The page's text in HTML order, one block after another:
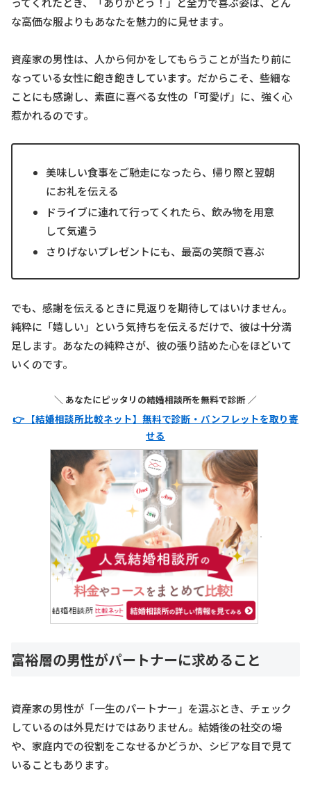
な高価な服よりもあなたを魅力的に見せます。
資産家の男性は、人から何かをしてもらうことが当たり前に
なっている女性に飽き飽きしています。だからこそ、些細な
ことにも感謝し、素直に喜べる女性の「可愛げ」に、強く心
惹かれるのです。
美味しい食事をご馳走になったら、帰り際と翌朝
にお礼を伝える
ドライブに連れて行ってくれたら、飲み物を用意
して気遣う
さりげないプレゼントにも、最高の笑顔で喜ぶ
でも、感謝を伝えるときに見返りを期待してはいけません。
純粋に「嬉しい」という気持ちを伝えるだけで、彼は十分満
足します。あなたの純粋さが、彼の張り詰めた心をほどいて
いくのです。
＼ あなたにピッタリの結婚相談所を無料で診断 ／
👉 【結婚相談所比較ネット】無料で診断・パンフレットを取り寄
せる
富裕層の男性がパートナーに求めること
資産家の男性が「一生のパートナー」を選ぶとき、チェック
しているのは外見だけではありません。結婚後の社交の場
や、家庭内での役割をこなせるかどうか、シビアな目で見て
いることもあります。